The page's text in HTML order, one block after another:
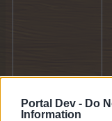
Portal Dev - Do
Information